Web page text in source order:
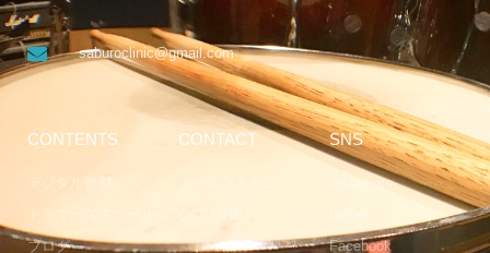
saburoclinic@gmail.com
CONTENTS
デジタル教材
ドラマーズスクール
ブログ
CONTACT
メールフォーム
公式 LINE
SNS
Instagram
Facebook